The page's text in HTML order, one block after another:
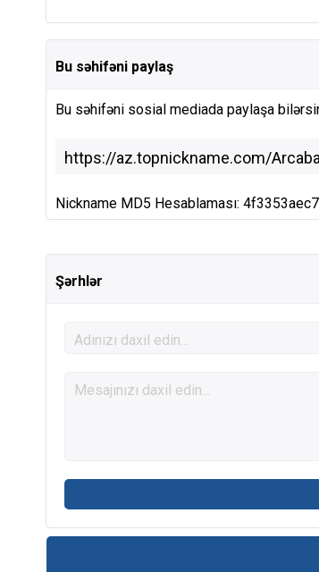
Bu səhifəni paylaş
Bu səhifəni sosial mediada paylaşa
Nickname MD5 Hesablaması:
Şərhlər